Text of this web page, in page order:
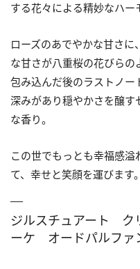
する花々による精妙なハー
ローズのあでやかな甘さに
な甘さが八重桜の花びら
包み込んだ後のラストノー
深みがあり穏やかさを醸す
な香り。
この世でもっとも幸福感
て、幸せと笑顔を運びます。
ジルスチュアート ク
ーケ オードパルファ